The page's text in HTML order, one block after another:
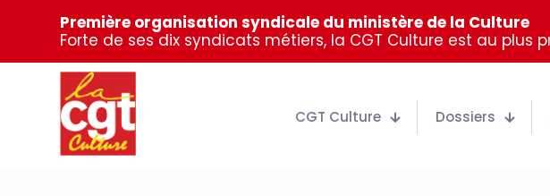
Première organisation syndicale du ministère de la Culture
Forte de ses dix syndicats métiers, la CGT Culture est au plus
CGT Culture Dossiers